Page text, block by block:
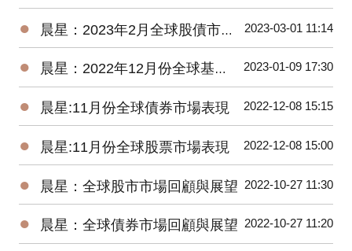
● 晨星：2023年2月全球股債市展望 2023-03-01 11:14
● 晨星：2022年12月份全球基金市場年報 2023-01-09 17:30
● 晨星:11月份全球債券市場表現 2022-12-08 15:15
● 晨星:11月份全球股票市場表現 2022-12-08 15:00
● 晨星：全球股市市場回顧與展望 2022-10-27 11:30
● 晨星：全球債券市場回顧與展望 2022-10-27 11:20